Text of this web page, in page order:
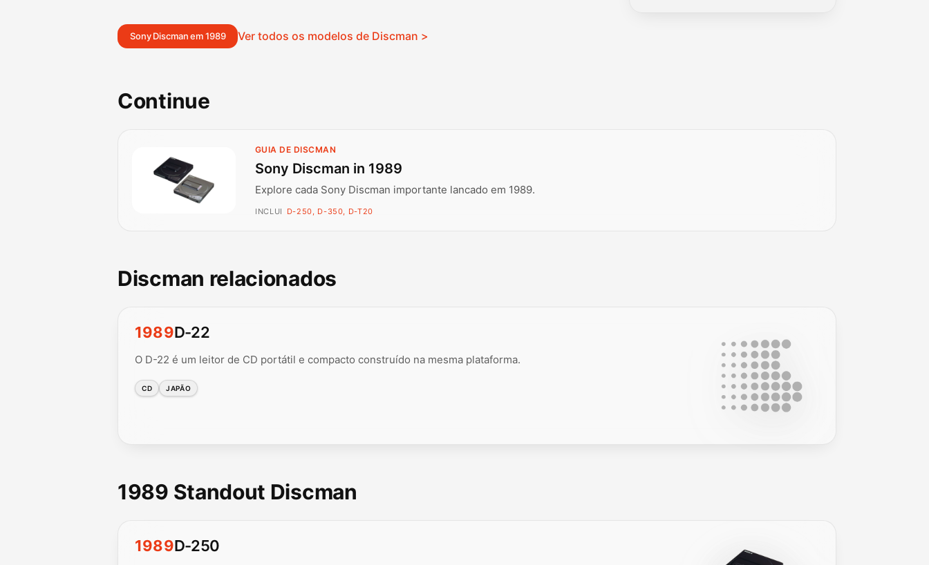
Sony Discman em 1989 Ver todos os modelos de Discman >
Continue
GUIA DE DISCMAN
Sony Discman in 1989
Explore cada Sony Discman importante lancado em 1989.
INCLUI D-250, D-350, D-T20
Discman relacionados
1989D-22
O D-22 é um leitor de CD portátil e compacto construído na mesma plataforma.
CD JAPÃO
1989 Standout Discman
1989D-250